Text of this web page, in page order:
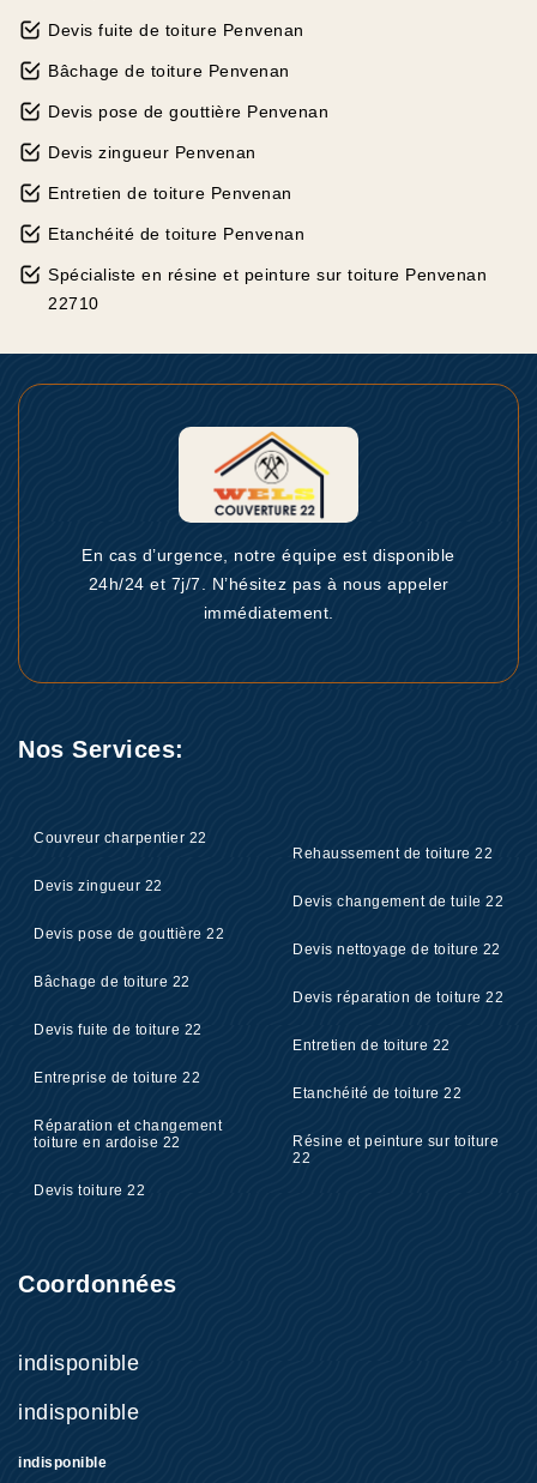
Devis fuite de toiture Penvenan
Bâchage de toiture Penvenan
Devis pose de gouttière Penvenan
Devis zingueur Penvenan
Entretien de toiture Penvenan
Etanchéité de toiture Penvenan
Spécialiste en résine et peinture sur toiture Penvenan
22710
En cas d’urgence, notre équipe est disponible
24h/24 et 7j/7. N’hésitez pas à nous appeler
immédiatement.
Nos Services:
Couvreur charpentier 22
Devis zingueur 22
Devis pose de gouttière 22
Bâchage de toiture 22
Devis fuite de toiture 22
Entreprise de toiture 22
Réparation et changement
toiture en ardoise 22
Devis toiture 22
Rehaussement de toiture 22
Devis changement de tuile 22
Devis nettoyage de toiture 22
Devis réparation de toiture 22
Entretien de toiture 22
Etanchéité de toiture 22
Résine et peinture sur toiture
22
Coordonnées
indisponible
indisponible
indisponible